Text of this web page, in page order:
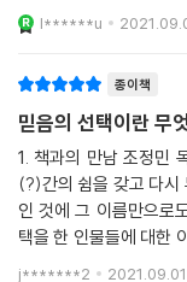
종종 유튜브로도 찾아
에 많이 접했던 분이라
l******u
종이책
믿음의 선택이란 무
1. 책과의 만남 조정민 목사님의 책은 늘 도전이 되고 은혜가 있다. 한 달
(?)간의 쉼을 갖고 다시
인 것에 그 이름만으로
택을 한 인물들에 대한
통찰력이 생기고, 나에
j*******2